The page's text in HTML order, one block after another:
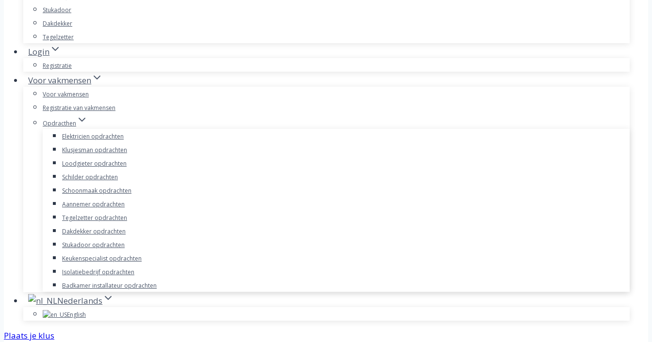
Stukadoor
Dakdekker
Tegelzetter
Login
Registratie
Voor vakmensen
Voor vakmensen
Registratie van vakmensen
Opdracthen
Elektricien opdrachten
Klusjesman opdrachten
Loodgieter opdrachten
Schilder opdrachten
Schoonmaak opdrachten
Aannemer opdrachten
Tegelzetter opdrachten
Dakdekker opdrachten
Stukadoor opdrachten
Keukenspecialist opdrachten
Isolatiebedrijf opdrachten
Badkamer installateur opdrachten
Nederlands
English
Plaats je klus